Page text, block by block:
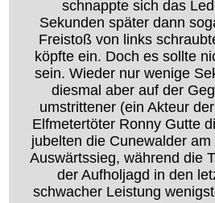
schnappte sich das
Sekunden später dann
Freistoß von links
köpfte ein. Doch es sollte
sein. Wieder nur wenige
diesmal aber auf der
umstrittener (ein Akteur
Elfmetertöter Ronny Gutte
jubelten die Cunewalder
Auswärtssieg, während die
der Aufholjagd in den
schwacher Leistung